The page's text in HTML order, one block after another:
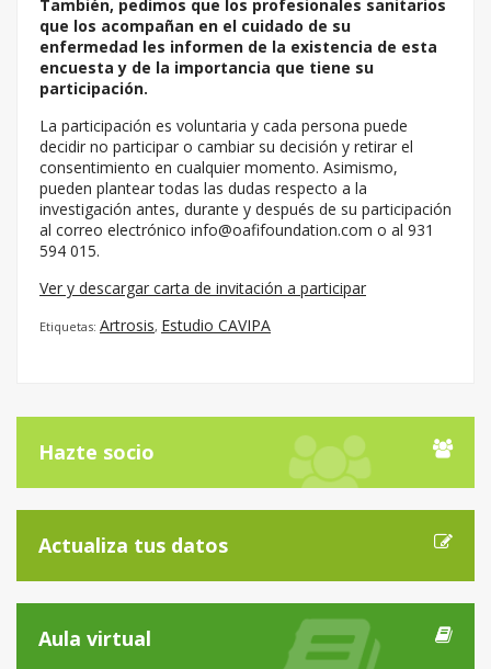
También, pedimos que los profesionales sanitarios
que los acompañan en el cuidado de su
enfermedad les informen de la existencia de esta
encuesta y de la importancia que tiene su
participación.
La participación es voluntaria y cada persona puede
decidir no participar o cambiar su decisión y retirar el
consentimiento en cualquier momento. Asimismo,
pueden plantear todas las dudas respecto a la
investigación antes, durante y después de su participación
al correo electrónico info@oafifoundation.com o al 931
594 015.
Ver y descargar carta de invitación a participar
Etiquetas: Artrosis, Estudio CAVIPA
Hazte socio
Actualiza tus datos
Aula virtual